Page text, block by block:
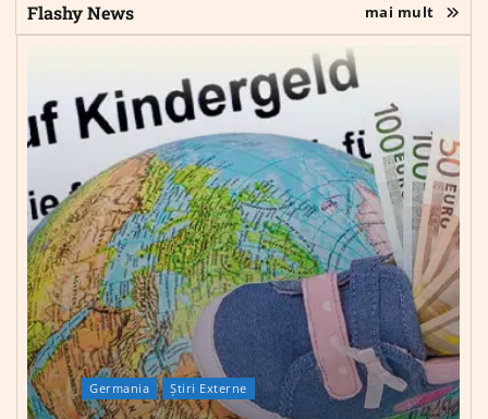
Flashy News mai mult
Germania Știri Externe